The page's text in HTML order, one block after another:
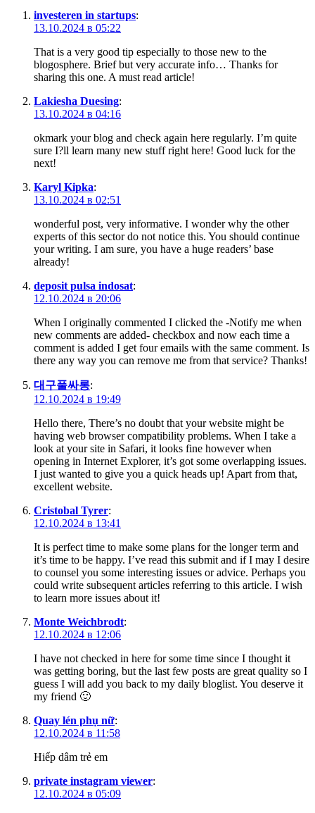
investeren in startups:
13.10.2024 в 05:22
That is a very good tip especially to those new to the
blogosphere. Brief but very accurate info… Thanks for
sharing this one. A must read article!
Lakiesha Duesing:
13.10.2024 в 04:16
okmark your blog and check again here regularly. I’m quite
sure I?ll learn many new stuff right here! Good luck for the
next!
Karyl Kipka:
13.10.2024 в 02:51
wonderful post, very informative. I wonder why the other
experts of this sector do not notice this. You should continue
your writing. I am sure, you have a huge readers’ base
already!
deposit pulsa indosat:
12.10.2024 в 20:06
When I originally commented I clicked the -Notify me when
new comments are added- checkbox and now each time a
comment is added I get four emails with the same comment. Is
there any way you can remove me from that service? Thanks!
대구풀싸롱:
12.10.2024 в 19:49
Hello there, There’s no doubt that your website might be
having web browser compatibility problems. When I take a
look at your site in Safari, it looks fine however when
opening in Internet Explorer, it’s got some overlapping issues.
I just wanted to give you a quick heads up! Apart from that,
excellent website.
Cristobal Tyrer:
12.10.2024 в 13:41
It is perfect time to make some plans for the longer term and
it’s time to be happy. I’ve read this submit and if I may I desire
to counsel you some interesting issues or advice. Perhaps you
could write subsequent articles referring to this article. I wish
to learn more issues about it!
Monte Weichbrodt:
12.10.2024 в 12:06
I have not checked in here for some time since I thought it
was getting boring, but the last few posts are great quality so I
guess I will add you back to my daily bloglist. You deserve it
my friend 🙂
Quay lén phụ nữ:
12.10.2024 в 11:58
Hiếp dâm trẻ em
private instagram viewer:
12.10.2024 в 05:09